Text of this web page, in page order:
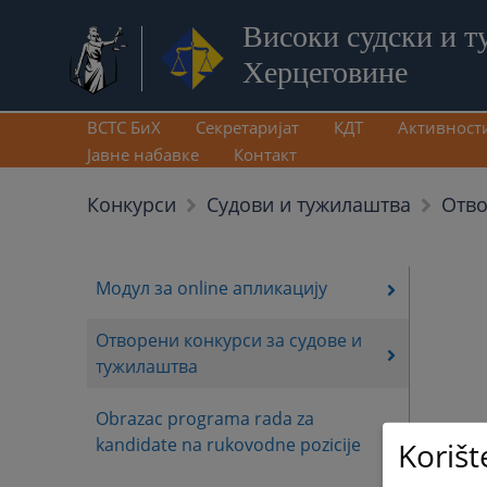
Високи судски и
Херцеговине
ВСТС БиХ Секретаријат КДТ
Јавне набавке
Контакт
Конкурси Судови и тужилаштва
Модул за online апликацију
Отворени конкурси за судове и
тужилаштва
Obrazac programa rada za
kandidate na rukovodne pozicije